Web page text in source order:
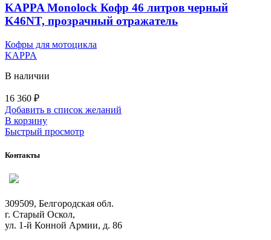
KAPPA Monolock Кофр 46 литров черный
K46NT, прозрачный отражатель
Кофры для мотоцикла
KAPPA
В наличии
16 360 ₽
Добавить в список желаний
В корзину
Быстрый просмотр
Контакты
309509, Белгородская обл.
г. Старый Оскол,
ул. 1-й Конной Армии, д. 86